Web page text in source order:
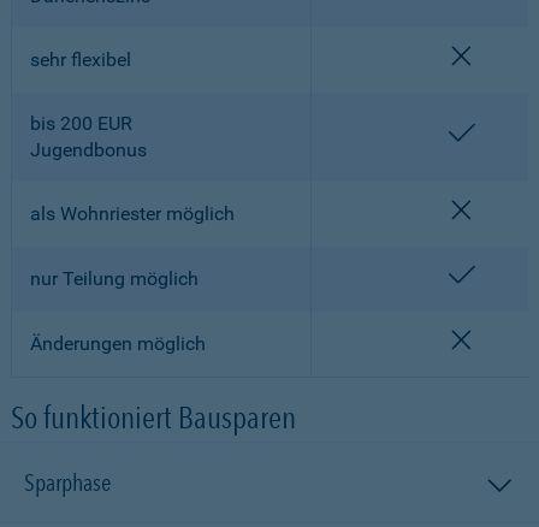
sehr flexibel
bis 200 EUR
Jugendbonus
als Wohnriester möglich
nur Teilung möglich
Änderungen möglich
So funktioniert Bausparen
Sparphase